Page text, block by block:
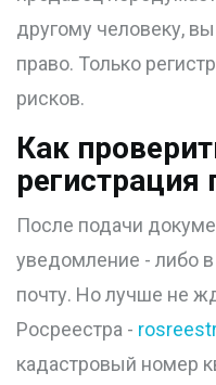
другому человеку,
право. Только
рисков.
Как
регистрация
После подачи
уведомление - либо
почту. Но лучше не
Росреестра -
кадастровый номер